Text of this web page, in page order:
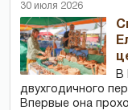
30 июля 2026
В
двухгодичного
Впервые она